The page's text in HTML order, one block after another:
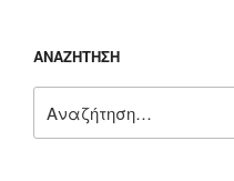
ΑΝΑΖΉΤΗΣΗ
για: